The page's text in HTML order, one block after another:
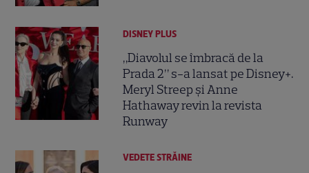
DISNEY PLUS
„Diavolul se îmbracă de la
Prada 2” s-a lansat pe Disney+.
Meryl Streep și Anne
Hathaway revin la revista
Runway
VEDETE STRĂINE